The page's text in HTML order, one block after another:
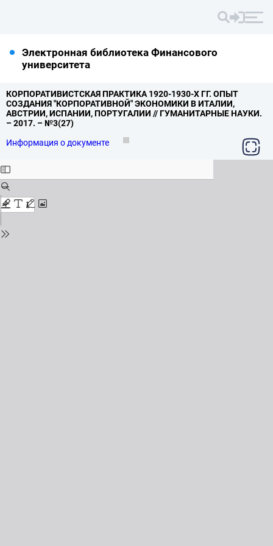
Электронная библиотека Финансового
университета
КОРПОРАТИВИСТСКАЯ ПРАКТИКА 1920-1930-Х ГГ. ОПЫТ
СОЗДАНИЯ "КОРПОРАТИВНОЙ" ЭКОНОМИКИ В ИТАЛИИ,
АВСТРИИ,ИСПАНИИ,ПОРТУГАЛИИ // ГУМАНИТАРНЫЕ НАУКИ.
– 2017. – №3(27)
Информация о документе